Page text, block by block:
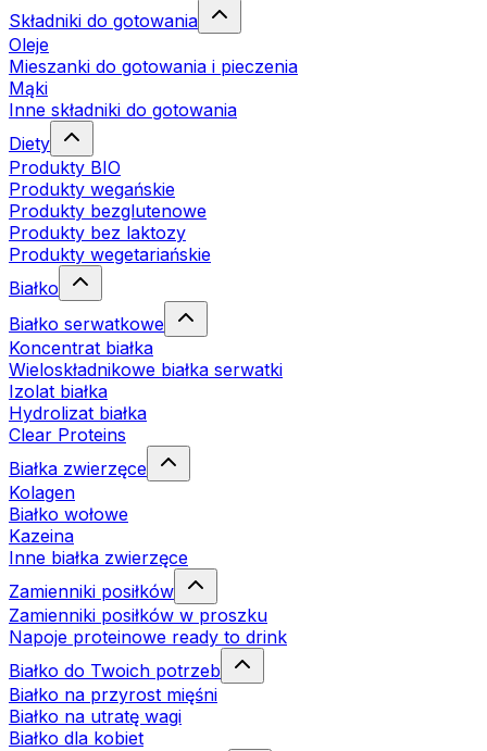
Składniki do gotowania
Oleje
Mieszanki do gotowania i pieczenia
Mąki
Inne składniki do gotowania
Diety
Produkty BIO
Produkty wegańskie
Produkty bezglutenowe
Produkty bez laktozy
Produkty wegetariańskie
Białko
Białko serwatkowe
Koncentrat białka
Wieloskładnikowe białka serwatki
Izolat białka
Hydrolizat białka
Clear Proteins
Białka zwierzęce
Kolagen
Białko wołowe
Kazeina
Inne białka zwierzęce
Zamienniki posiłków
Zamienniki posiłków w proszku
Napoje proteinowe ready to drink
Białko do Twoich potrzeb
Białko na przyrost mięśni
Białko na utratę wagi
Białko dla kobiet